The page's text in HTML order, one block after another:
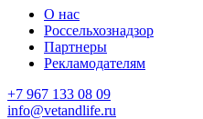
О нас
Россельхознадзор
Партнеры
Рекламодателям
+7 967 133 08 09
info@vetandlife.ru